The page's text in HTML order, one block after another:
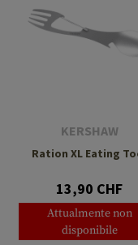
KERSHAW
Ration XL Eating
13,90 CHF
Attualmente non
disponibile